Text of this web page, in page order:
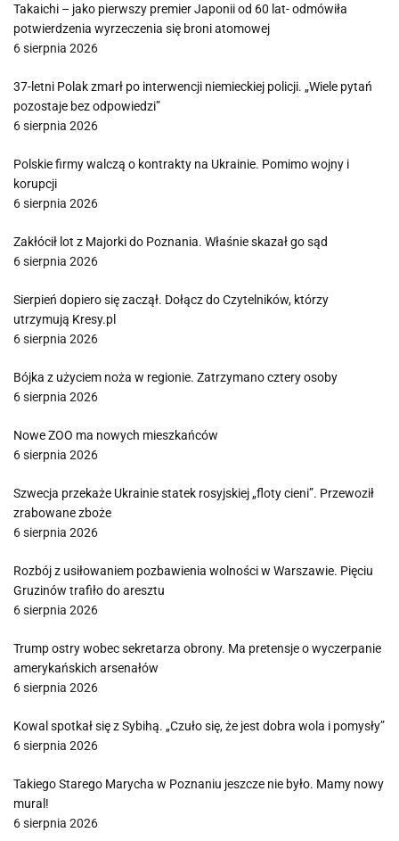
Takaichi – jako pierwszy premier Japonii od 60 lat- odmówiła
potwierdzenia wyrzeczenia się broni atomowej
6 sierpnia 2026
37-letni Polak zmarł po interwencji niemieckiej policji. „Wiele pytań
pozostaje bez odpowiedzi”
6 sierpnia 2026
Polskie firmy walczą o kontrakty na Ukrainie. Pomimo wojny i
korupcji
6 sierpnia 2026
Zakłócił lot z Majorki do Poznania. Właśnie skazał go sąd
6 sierpnia 2026
Sierpień dopiero się zaczął. Dołącz do Czytelników, którzy
utrzymują Kresy.pl
6 sierpnia 2026
Bójka z użyciem noża w regionie. Zatrzymano cztery osoby
6 sierpnia 2026
Nowe ZOO ma nowych mieszkańców
6 sierpnia 2026
Szwecja przekaże Ukrainie statek rosyjskiej „floty cieni”. Przewoził
zrabowane zboże
6 sierpnia 2026
Rozbój z usiłowaniem pozbawienia wolności w Warszawie. Pięciu
Gruzinów trafiło do aresztu
6 sierpnia 2026
Trump ostry wobec sekretarza obrony. Ma pretensje o wyczerpanie
amerykańskich arsenałów
6 sierpnia 2026
Kowal spotkał się z Sybihą. „Czuło się, że jest dobra wola i pomysły”
6 sierpnia 2026
Takiego Starego Marycha w Poznaniu jeszcze nie było. Mamy nowy
mural!
6 sierpnia 2026